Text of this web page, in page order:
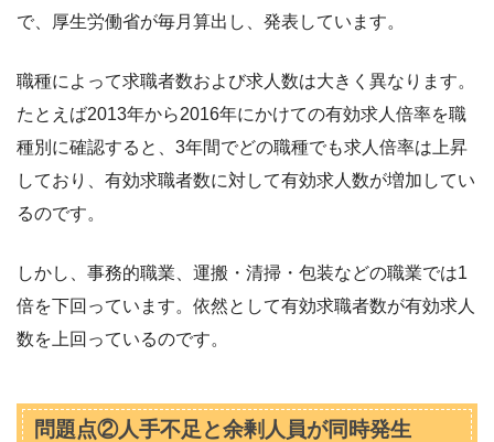
で、厚生労働省が毎月算出し、発表しています。
職種によって求職者数および求人数は大きく異なります。
たとえば2013年から2016年にかけての有効求人倍率を職
種別に確認すると、3年間でどの職種でも求人倍率は上昇
しており、有効求職者数に対して有効求人数が増加してい
るのです。
しかし、事務的職業、運搬・清掃・包装などの職業では1
倍を下回っています。依然として有効求職者数が有効求人
数を上回っているのです。
問題点②人手不足と余剰人員が同時発生